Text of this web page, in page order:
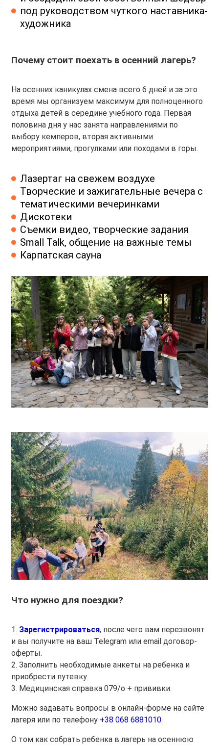
под руководством чуткого наставника-
художника
Почему стоит поехать в осенний лагерь?
На осенних каникулах смена всего 6 дней и за это
время мы организуем максимум для полноценного
отдыха детей в середине учебного года. Первая
половина дня у нас занята направлениями по
выбору кемперов, вторая активными
мероприятиями, прогулками или походами в горы.
Лазертаг на свежем воздухе
Творческие и зажигательные вечера с
тематическими вечеринками
Дискотеки
Съемки видео, творческие задания
Small Talk, общение на важные темы
Карпатская сауна
Что нужно для поездки?
1. Зарегистрироваться, после чего вам перезвонят
и вы получите на ваш Telegram или email договор-
оферты.
2. Заполнить необходимые анкеты на ребенка и
приобрести путевку.
3. Медицинская справка 079/о + прививки.
Можно задавать вопросы в онлайн-форме на сайте
лагеря или по телефону +38 068 6881010.
О том как собрать ребенка в лагерь на осеннюю